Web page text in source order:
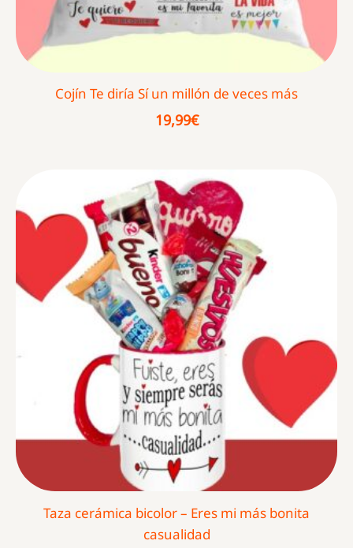
Cojín Te diría Sí un millón de veces más
19,99€
Taza cerámica bicolor – Eres mi más bonita
casualidad